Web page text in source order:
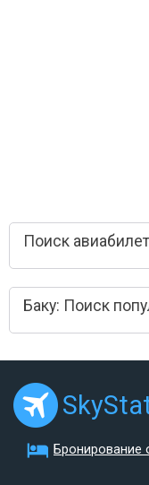
Поиск
Баку: Поиск
Бронирование